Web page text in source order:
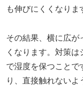
も伸びにくくなりま
その結果、横に広が
くなります。対策
で湿度を保つことで
り、直接触れないよ